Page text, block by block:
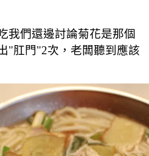
我們還邊討論菊花是那個
"肛門"2次，老闆聽到應該